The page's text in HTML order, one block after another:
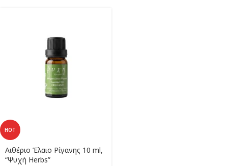
HOT
Αιθέριο Έλαιο Ρίγανης 10 ml,
“Ψυχή Herbs”